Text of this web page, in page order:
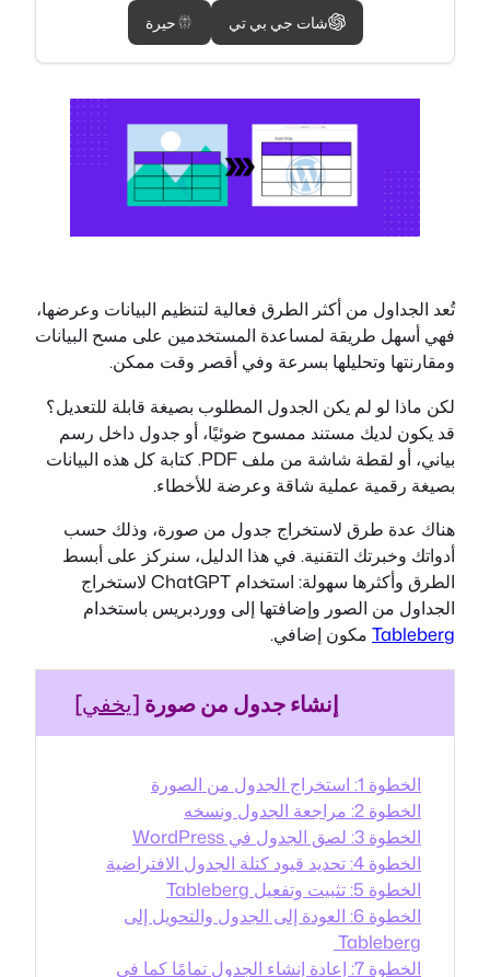
شات جي بي تي حيرة
تُعد الجداول من أكثر الطرق فعالية لتنظيم البيانات وعرضها،
فهي أسهل طريقة لمساعدة المستخدمين على مسح البيانات
ومقارنتها وتحليلها بسرعة وفي أقصر وقت ممكن.
لكن ماذا لو لم يكن الجدول المطلوب بصيغة قابلة للتعديل؟
قد يكون لديك مستند ممسوح ضوئيًا، أو جدول داخل رسم
بياني، أو لقطة شاشة من ملف PDF. كتابة كل هذه البيانات
بصيغة رقمية عملية شاقة وعرضة للأخطاء.
هناك عدة طرق لاستخراج جدول من صورة، وذلك حسب
أدواتك وخبرتك التقنية. في هذا الدليل، سنركز على أبسط
الطرق وأكثرها سهولة: استخدام ChatGPT لاستخراج
الجداول من الصور وإضافتها إلى ووردبريس باستخدام
Tableberg مكون إضافي.
إنشاء جدول من صورة [يخفي]
الخطوة 1: استخراج الجدول من الصورة
الخطوة 2: مراجعة الجدول ونسخه
الخطوة 3: لصق الجدول في WordPress
الخطوة 4: تحديد قيود كتلة الجدول الافتراضية
الخطوة 5: تثبيت وتفعيل Tableberg
الخطوة 6: العودة إلى الجدول والتحويل إلى
Tableberg
الخطوة 7: إعادة إنشاء الجدول تمامًا كما في